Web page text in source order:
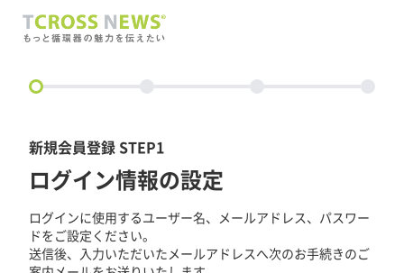
circle
新規会員登録 STEP1
ログイン情報の設定
ログインに使用するユーザー名、メールアドレス、パスワー
ドをご設定ください。
送信後、入力いただいたメールアドレスへ次のお手続きのご